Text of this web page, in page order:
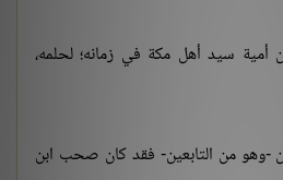
أمية سيد أهل مكة في زمانه؛ لحلمه،
-وهو من التابعين- فقد كان صحب ابن